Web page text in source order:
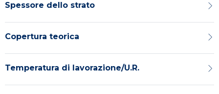
Spessore dello strato
Copertura teorica
Temperatura di lavorazione/U.R.